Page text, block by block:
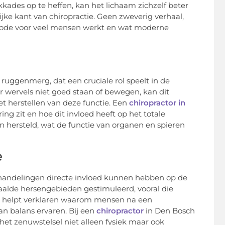
op te heffen, kan het lichaam zichzelf beter
kant van chiropractie. Geen zweverig verhaal,
voor veel mensen werkt en wat moderne
dat een cruciale rol speelt in de
niet goed staan of bewegen, kan dit
herstellen van deze functie. Een chiropractor in
zit en hoe dit invloed heeft op het totale
hersteld, wat de functie van organen en spieren
directe invloed kunnen hebben op de
hersengebieden gestimuleerd, vooral die
verklaren waarom mensen na een
balans ervaren. Bij een chiropractor in Den Bosch
zenuwstelsel niet alleen fysiek maar ook